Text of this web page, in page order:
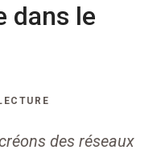
dans le
des réseaux